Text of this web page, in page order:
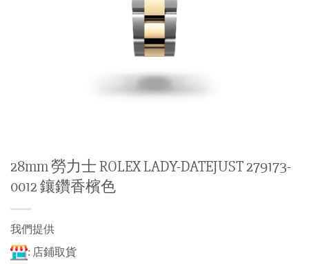
28mm 勞力士 ROLEX LADY-DATEJUST 279173-
0012 鑲鑽香檳色
我們提供
: 店鋪取貨